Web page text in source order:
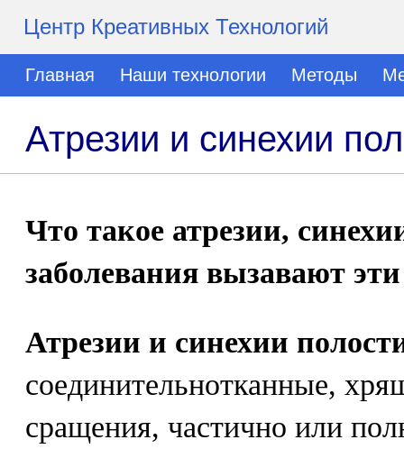
Центр Креативных Технологий
Главная Наши технологии Методы
Атрезии и синехии
Что такое атрезии,
заболевания вызавают
Атрезии и синехии
соединительнотканные,
сращения, частично или